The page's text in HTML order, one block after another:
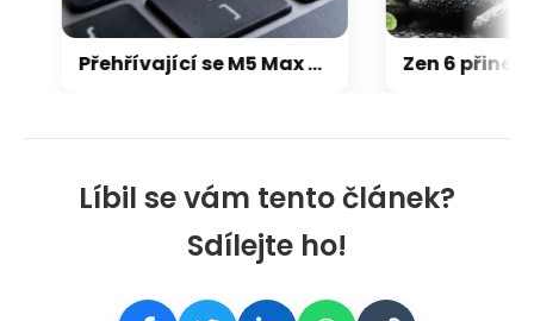
Líbil se vám tento článek?
Sdílejte ho!
Přehřívající se M5 Max MacBook Pro trápí zaseklé klávesy, cena opravy je $895